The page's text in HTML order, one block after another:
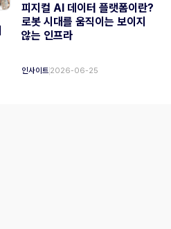
피지컬 AI 데이터 플랫폼이란?
로봇 시대를 움직이는 보이지
않는 인프라
인사이트 2026-06-25